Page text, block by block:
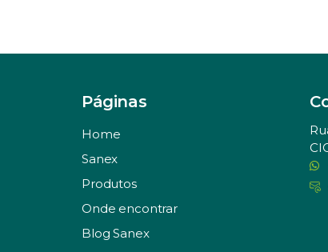
Páginas
Home
Sanex
Produtos
Onde encontrar
Blog Sanex